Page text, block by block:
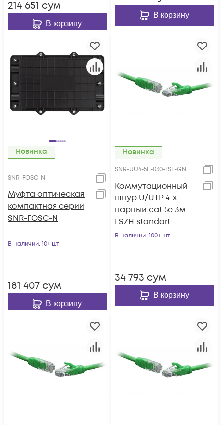
214 651 сум
В корзину
В корзину
Новинка
SNR-FOSC-N
Муфта оптическая
компактная серии
SNR-FOSC-N
В наличии: 10+ шт
181 407 сум
В корзину
Новинка
SNR-UU4-5E-030-LST-GN
Коммутационный
шнур U/UTP 4-х
парный cat.5e 3м
LSZH standart
зеленый
В наличии: 100+ шт
34 793 сум
В корзину